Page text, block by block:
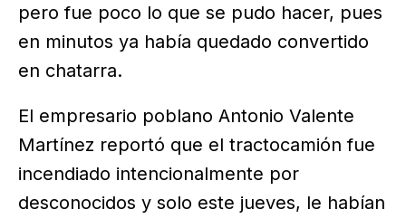
pero fue poco lo que se pudo hacer, pues
en minutos ya había quedado convertido
en chatarra.
El empresario poblano Antonio Valente
Martínez reportó que el tractocamión fue
incendiado intencionalmente por
desconocidos y solo este jueves, le habían